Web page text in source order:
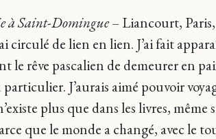
à Saint-Domingue– Liancourt,
circulé de lien en lien. J’ai fait
rêve pascalien de demeurer en
J’aurais aimé pouvoir
plus que dans les livres, même
que le monde a changé, avec le